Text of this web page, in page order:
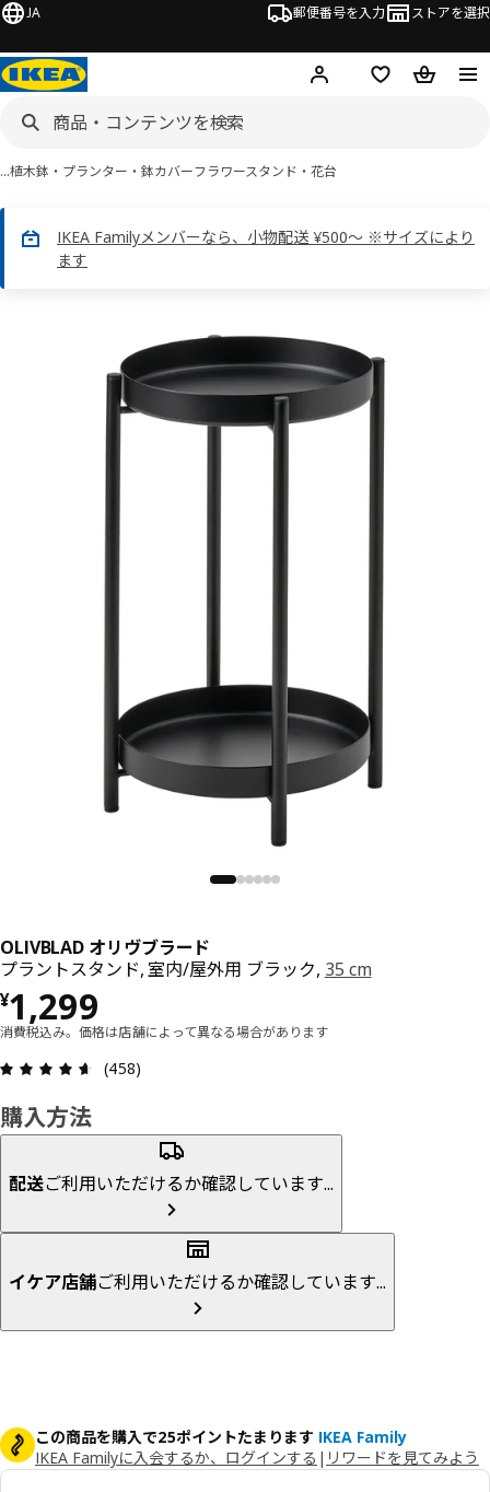
JA 郵便番号を入力 ストアを選択
ログイン・新規入会
欲しいものリスト
カート
…植木鉢・プランター・鉢カバーフラワースタンド・花台
IKEA Familyメンバーなら、小物配送 ¥500～ ※サイズにより
ます
オリヴブラード画像
OLIVBLAD オリヴブラード
プラントスタンド, 室内/屋外用 ブラック, 35 cm
¥1,299
価格 ¥ 1299
消費税込み。価格は店舗によって異なる場合があります
(458)
購入方法
配送ご利用いただけるか確認しています...
イケア店舗ご利用いただけるか確認しています...
この商品を購入で25ポイントたまります IKEA Family
IKEA Familyに入会するか、ログインする | リワードを見てみよう